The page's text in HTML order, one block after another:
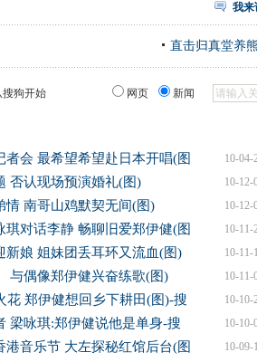
我来
直击归真堂养
搜狗开始 网页 新闻
10-04-
者会 最希望希望赴日本开唱(图
10-12-
否认现场预演婚礼(图)
10-12-
情 南哥山鸡默契无间(图)
10-11-
琪对话李静 畅聊旧爱郑伊健(图
10-11-
新娘 姐妹团丢耳环又流血(图)
10-11-
与偶像郑伊健兴奋练歌(图)
10-10-
花 郑伊健想回乡下耕田(图)-搜
10-10-
梁咏琪:郑伊健说他是单身-搜
10-09-
港音乐节 大左探秘红馆后台(图